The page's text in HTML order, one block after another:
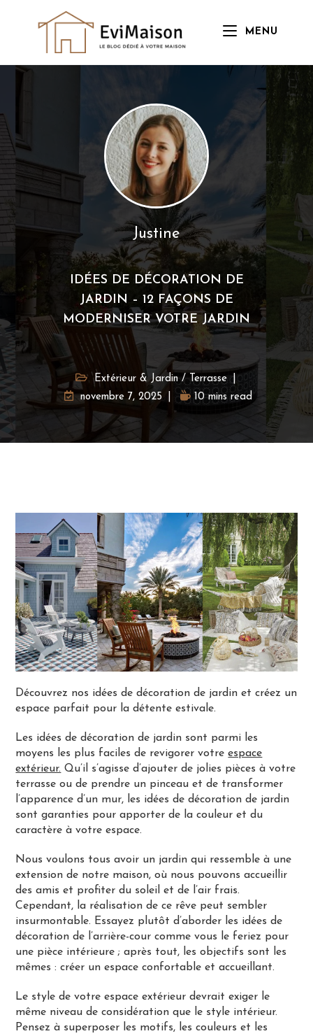
MENU
Justine
IDÉES DE DÉCORATION DE
JARDIN – 12 FAÇONS DE
MODERNISER VOTRE JARDIN
Extérieur & Jardin/Terrasse
novembre 7, 2025
10 mins read
Découvrez nos idées de décoration de jardin et créez un
espace parfait pour la détente estivale.
Les idées de décoration de jardin sont parmi les
moyens les plus faciles de revigorer votreespace
extérieur. Qu’il s’agisse d’ajouter de jolies pièces à votre
terrasse ou de prendre un pinceau et de transformer
l’apparence d’un mur, les idées de décoration de jardin
sont garanties pour apporter de la couleur et du
caractère à votre espace.
Nous voulons tous avoir un jardin qui ressemble à une
extension de notre maison, où nous pouvons accueillir
des amis et profiter du soleil et de l’air frais.
Cependant, la réalisation de ce rêve peut sembler
insurmontable. Essayez plutôt d’aborder les idées de
décoration de l’arrière-cour comme vous le feriez pour
une pièce intérieure ; après tout, les objectifs sont les
mêmes : créer un espace confortable et accueillant.
Le style de votre espace extérieur devrait exiger le
même niveau de considération que le style intérieur.
Pensez à superposer les motifs, les couleurs et les